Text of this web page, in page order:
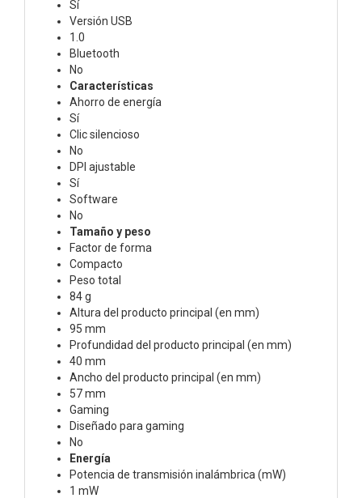
Sí
Versión USB
1.0
Bluetooth
No
Características
Ahorro de energía
Sí
Clic silencioso
No
DPI ajustable
Sí
Software
No
Tamaño y peso
Factor de forma
Compacto
Peso total
84 g
Altura del producto principal (en mm)
95 mm
Profundidad del producto principal (en mm)
40 mm
Ancho del producto principal (en mm)
57 mm
Gaming
Diseñado para gaming
No
Energía
Potencia de transmisión inalámbrica (mW)
1 mW